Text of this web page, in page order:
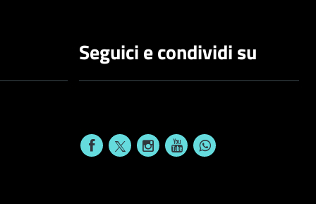
Seguici e condividi su